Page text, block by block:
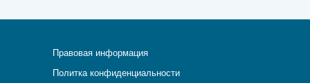
Правовая информация
Политка конфиденциальности